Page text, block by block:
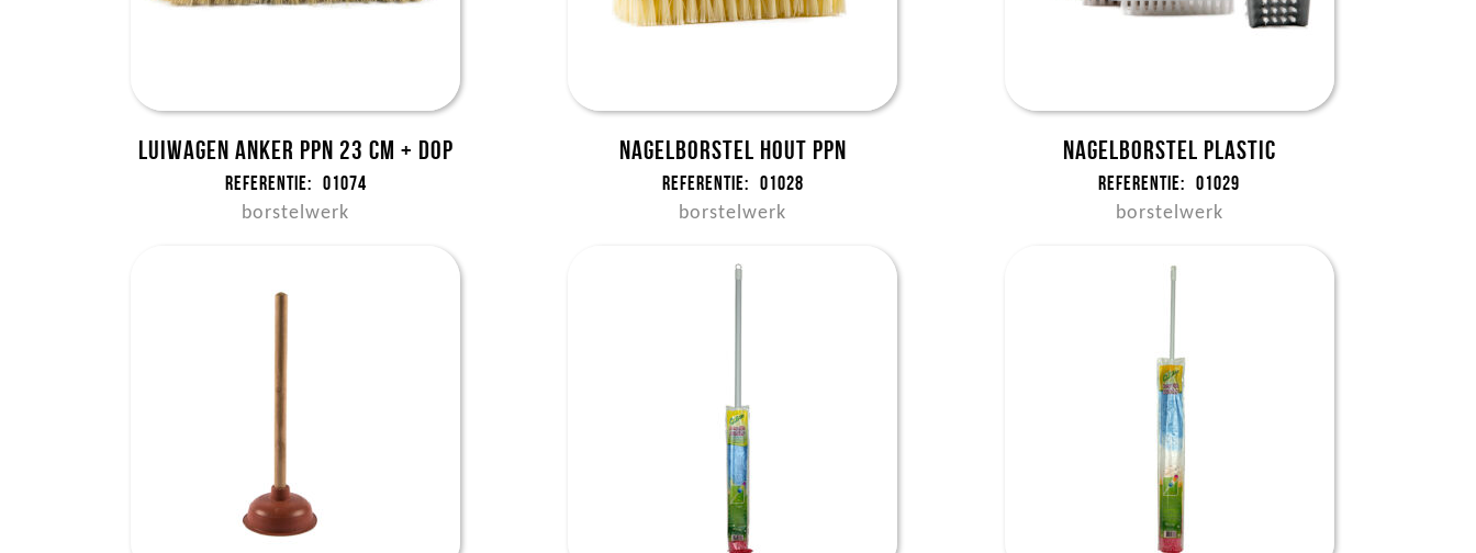
Luiwagen anker ppn 23 cm + dop
Referentie: 01074
borstelwerk
Nagelborstel hout ppn
Referentie: 01028
borstelwerk
Nagelborstel plastic
Referentie: 01029
borstelwerk